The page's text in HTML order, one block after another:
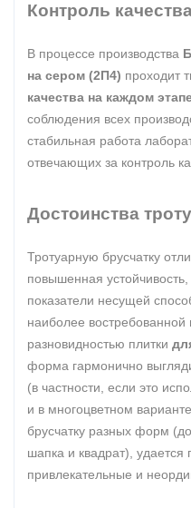
Контроль
В процессе производства
на сером (2П4) проходит
качества на каждом
соблюдения всех
стабильная работа
отвечающих за контроль
Достоинства
Тротуарную брусчатку
повышенная
показатели несущей
наиболее востребованной
разновидностью плитки
форма гармонично
(в частности, если это
и в многоцветном
брусчатку разных форм
шапка и квадрат), удается
привлекательные и